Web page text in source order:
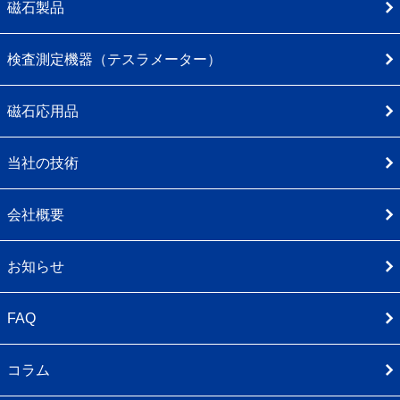
磁石製品
検査測定機器（テスラメーター）
磁石応用品
当社の技術
会社概要
お知らせ
FAQ
コラム